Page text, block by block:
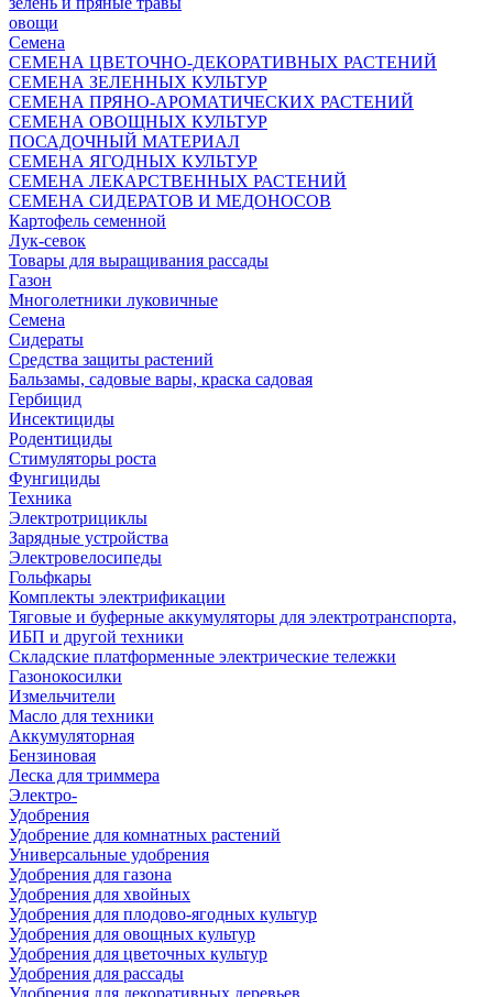
овощи
Семена
СЕМЕНА ЦВЕТОЧНО-ДЕКОРАТИВНЫХ РАСТЕНИЙ
СЕМЕНА ЗЕЛЕННЫХ КУЛЬТУР
СЕМЕНА ПРЯНО-АРОМАТИЧЕСКИХ РАСТЕНИЙ
СЕМЕНА ОВОЩНЫХ КУЛЬТУР
ПОСАДОЧНЫЙ МАТЕРИАЛ
СЕМЕНА ЯГОДНЫХ КУЛЬТУР
СЕМЕНА ЛЕКАРСТВЕННЫХ РАСТЕНИЙ
СЕМЕНА СИДЕРАТОВ И МЕДОНОСОВ
Картофель семенной
Лук-севок
Товары для выращивания рассады
Газон
Многолетники луковичные
Семена
Сидераты
Средства защиты растений
Бальзамы, садовые вары, краска садовая
Гербицид
Инсектициды
Родентициды
Стимуляторы роста
Фунгициды
Техника
Электротрициклы
Зарядные устройства
Электровелосипеды
Гольфкары
Комплекты электрификации
Тяговые и буферные аккумуляторы для электротранспорта,
ИБП и другой техники
Складские платформенные электрические тележки
Газонокосилки
Измельчители
Масло для техники
Аккумуляторная
Бензиновая
Леска для триммера
Электро-
Удобрения
Удобрение для комнатных растений
Универсальные удобрения
Удобрения для газона
Удобрения для хвойных
Удобрения для плодово-ягодных культур
Удобрения для овощных культур
Удобрения для цветочных культур
Удобрения для рассады